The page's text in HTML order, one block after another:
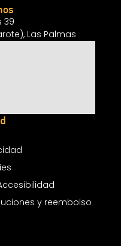
39
Las Palmas
y reembolso